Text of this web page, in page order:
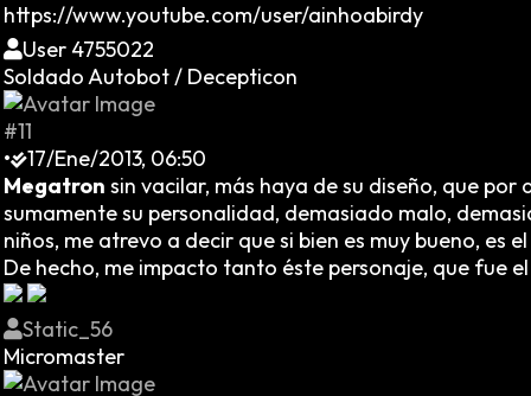
https://www.youtube.com/user/ainhoabirdy
User 4755022
Soldado Autobot / Decepticon
#11
•
17/Ene/2013, 06:50
Megatron sin vacilar, más haya de su diseño, que
sumamente su personalidad, demasiado malo,
niños, me atrevo a decir que si bien es muy bueno, es el
De hecho, me impacto tanto éste personaje, que fue
Static_56
Micromaster